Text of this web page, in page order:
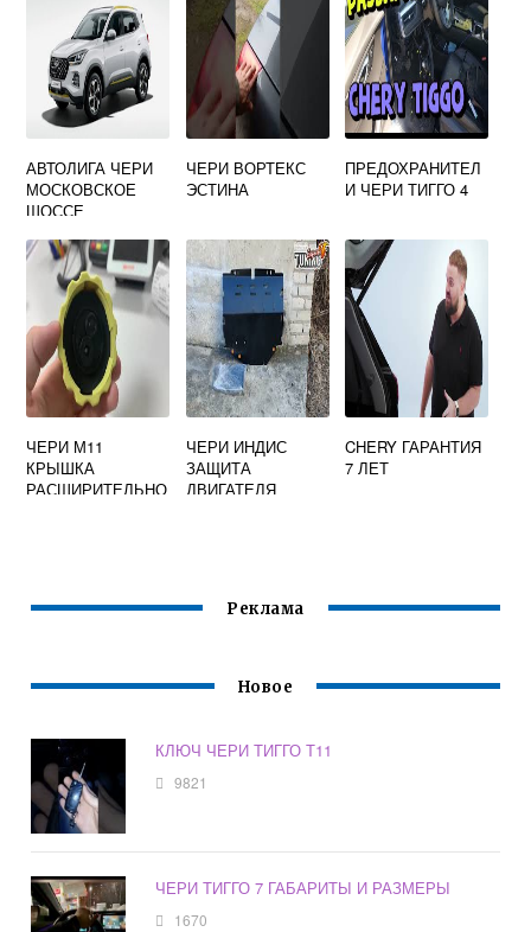
АВТОЛИГА ЧЕРИ
МОСКОВСКОЕ
ШОССЕ
ЧЕРИ ВОРТЕКС
ЭСТИНА
ПРЕДОХРАНИТЕЛ
И ЧЕРИ ТИГГО 4
ЧЕРИ М11
КРЫШКА
РАСШИРИТЕЛЬНО
ЧЕРИ ИНДИС
ЗАЩИТА
ДВИГАТЕЛЯ
CHERY ГАРАНТИЯ
7 ЛЕТ
Реклама
Новое
КЛЮЧ ЧЕРИ ТИГГО Т11
9821
ЧЕРИ ТИГГО 7 ГАБАРИТЫ И РАЗМЕРЫ
1670